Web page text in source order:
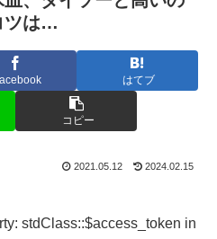
ツは…
はてブ
コピー
2021.05.12 2024.02.15
stdClass::$access_token in